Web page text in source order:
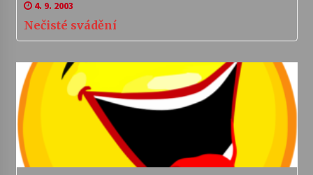
4. 9. 2003
Nečisté svádění